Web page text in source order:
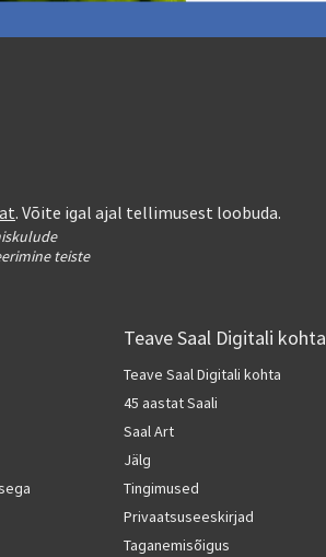
. Võite igal ajal tellimusest loobuda.
teiste
Teave Saal Digitali kohta
Teave Saal Digitali kohta
45 aastat Saali
Saal Art
Jälg
Tingimused
Privaatsuseeskirjad
Taganemisõigus